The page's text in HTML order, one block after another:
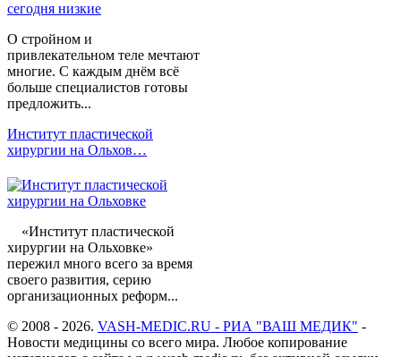
О стройном и
привлекательном теле мечтают
многие. С каждым днём всё
больше специалистов готовы
предложить...
Институт пластической
хирургии на Ольхов…
«Институт пластической
хирургии на Ольховке»
пережил много всего за время
своего развития, серию
организационных реформ...
© 2008 - 2026. VASH-MEDIC.RU - РИА "ВАШ МЕДИК" -
Новости медицины со всего мира. Любое копирование